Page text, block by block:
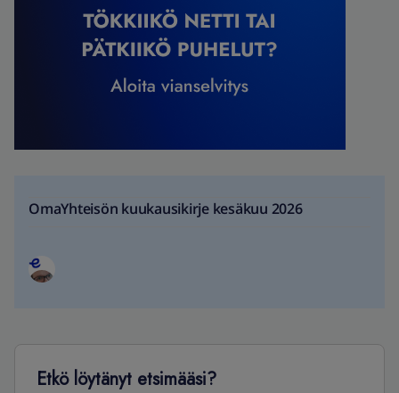
OmaYhteisön kuukausikirje kesäkuu 2026
Etkö löytänyt etsimääsi?